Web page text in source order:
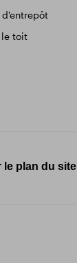
d'entrepôt
le toit
plan du site